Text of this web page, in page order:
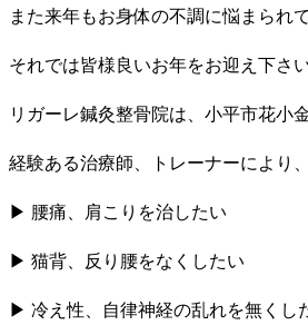
また来年もお身体の不調に悩まられ
それでは皆様良いお年をお迎え下さ
リガーレ鍼灸整骨院は、小平市花小
経験ある治療師、トレーナーにより
▶︎ 腰痛、肩こりを治したい
▶︎ 猫背、反り腰をなくしたい
▶︎ 冷え性、自律神経の乱れを無くし